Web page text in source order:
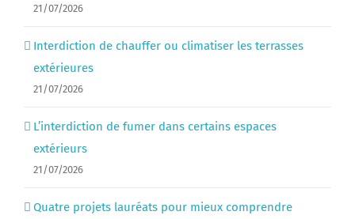
21/07/2026
Interdiction de chauffer ou climatiser les terrasses
extérieures
21/07/2026
L’interdiction de fumer dans certains espaces
extérieurs
21/07/2026
Quatre projets lauréats pour mieux comprendre